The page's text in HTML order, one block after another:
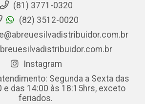
(81) 3771-0320
(82) 3512-0020
Instagram
Segunda a Sexta das
e das 14:00 às 18:15hrs, exceto
feriados.